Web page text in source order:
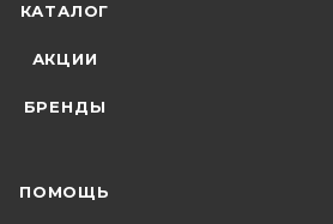
КАТАЛОГ
АКЦИИ
БРЕНДЫ
ПОМОЩЬ